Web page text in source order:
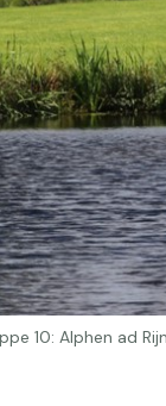
10: Alphen ad